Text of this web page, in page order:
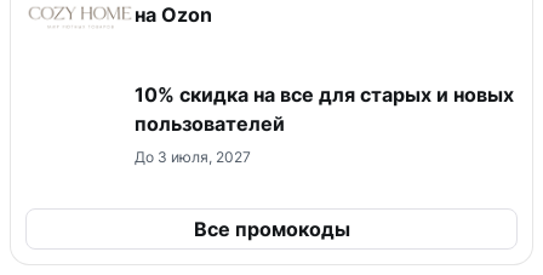
на Ozon
10% скидка на все для старых и новых
пользователей
До 3 июля, 2027
Все промокоды